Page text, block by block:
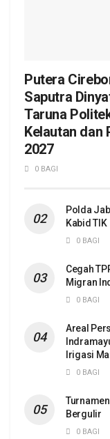
Putera
Saputra
Taruna
Kelautan dan
2027
0 BAGI
Polda
Kabid TIK
0 BAGI
Cegah
Migran
0 BAGI
Areal
Irigasi
0 BAGI
Bergulir
0 BAGI